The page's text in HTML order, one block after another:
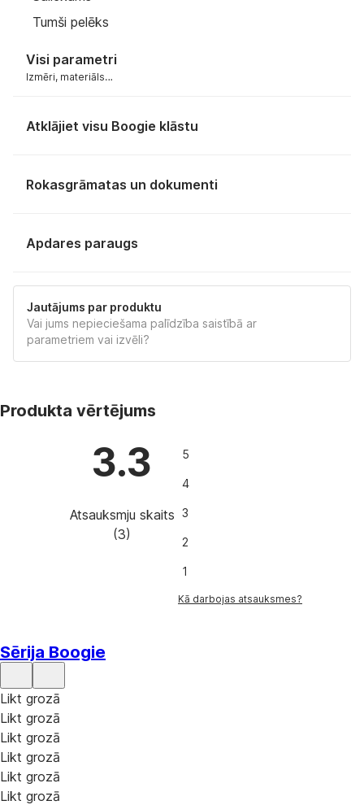
Tumši pelēks
Visi parametri
Izmēri, materiāls…
Atklājiet visu Boogie klāstu
Rokasgrāmatas un dokumenti
3D MODEL (.OBJ)
Apdares paraugs
Apdares paraugs DARK GREY 734
Pasūtiet paraugu uz mājām.
SAŅEMT PARAUGU
Jautājums par produktu
Vai jums nepieciešama palīdzība saistībā ar
parametriem vai izvēli?
Produkta vērtējums
3.3
Atsauksmju skaits
(3)
5
4
3
2
1
Kā darbojas atsauksmes?
Sērija Boogie
Likt grozā
Likt grozā
Likt grozā
Likt grozā
Likt grozā
Likt grozā